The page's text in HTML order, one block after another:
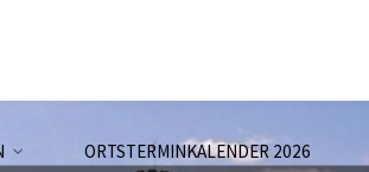
ORTSTERMINKALENDER 2026